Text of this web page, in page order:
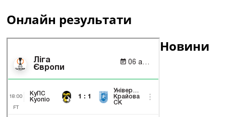
Онлайн результати
Новини